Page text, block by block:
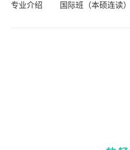
专业介绍 国际班（本硕连读）